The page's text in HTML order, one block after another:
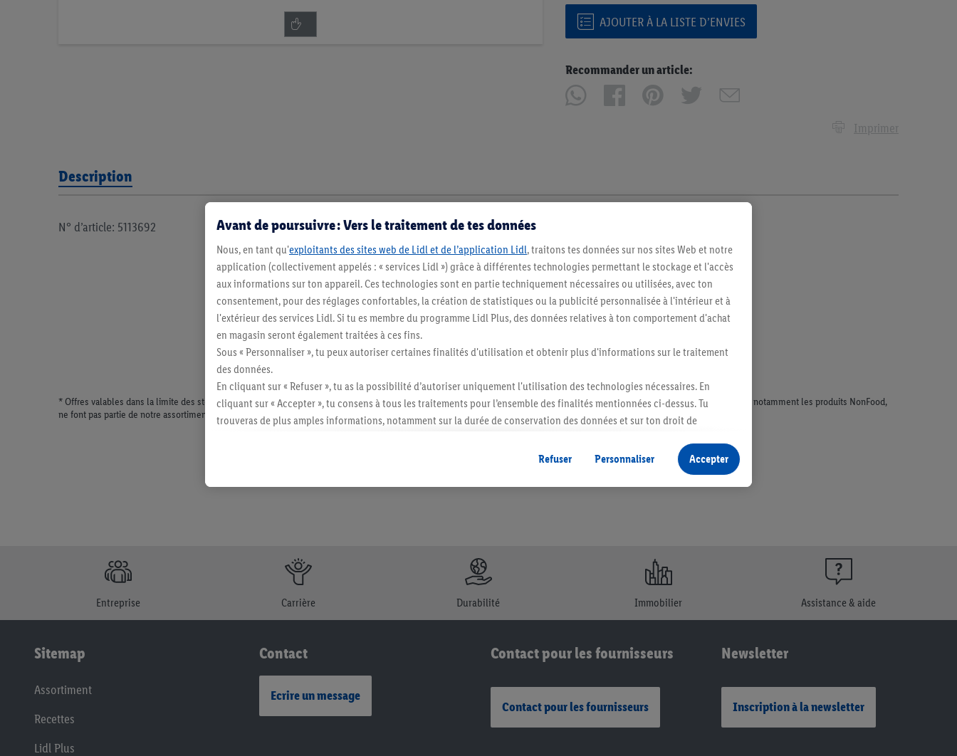
AJOUTER À LA LISTE D’ENVIES
Recommander un article:
Imprimer
Description
N° d’article: 5113692
* Offres valables dans la limite des stocks disponibles. Vente limitée à des quantités usuelles pour un ménage. Vendu sans décoration. Les produits faisant l'objet de la publicité, notamment les produits NonFood,
ne font pas partie de notre assortiment de produits permanents. Ill. semblables.
Entreprise Carrière Durabilité Immobilier Assistance & aide
Sitemap
Assortiment
Recettes
Lidl Plus
Contact
Ecrire un message
Contact pour les fournisseurs
Contact pour les fournisseurs
Newsletter
Inscription à la newsletter
Avant de poursuivre : Vers le traitement de tes données
Nous, en tant qu'exploitants des sites web de Lidl et de l’application Lidl, traitons tes données sur nos sites Web et notre
application (collectivement appelés : « services Lidl ») grâce à différentes technologies permettant le stockage et l'accès
aux informations sur ton appareil. Ces technologies sont en partie techniquement nécessaires ou utilisées, avec ton
consentement, pour des réglages confortables, la création de statistiques ou la publicité personnalisée à l'intérieur et à
l'extérieur des services Lidl. Si tu es membre du programme Lidl Plus, des données relatives à ton comportement d'achat
en magasin seront également traitées à ces fins.
Sous « Personnaliser », tu peux autoriser certaines finalités d'utilisation et obtenir plus d'informations sur le traitement
des données.
En cliquant sur « Refuser », tu as la possibilité d’autoriser uniquement l'utilisation des technologies nécessaires. En
cliquant sur « Accepter », tu consens à tous les traitements pour l’ensemble des finalités mentionnées ci-dessus. Tu
trouveras de plus amples informations, notamment sur la durée de conservation des données et sur ton droit de
Refuser Personnaliser Accepter